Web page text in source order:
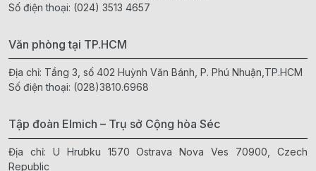
Số điện thoại: (024) 3513 4657
Văn phòng tại TP.HCM
Địa chỉ: Tầng 3, số 402 Huỳnh Văn Bánh, P. Phú Nhuận,TP.HCM
Số điện thoại: (028)3810.6968
Tập đoàn Elmich – Trụ sở Cộng hòa Séc
Địa chỉ: U Hrubku 1570 Ostrava Nova Ves 70900, Czech
Republic